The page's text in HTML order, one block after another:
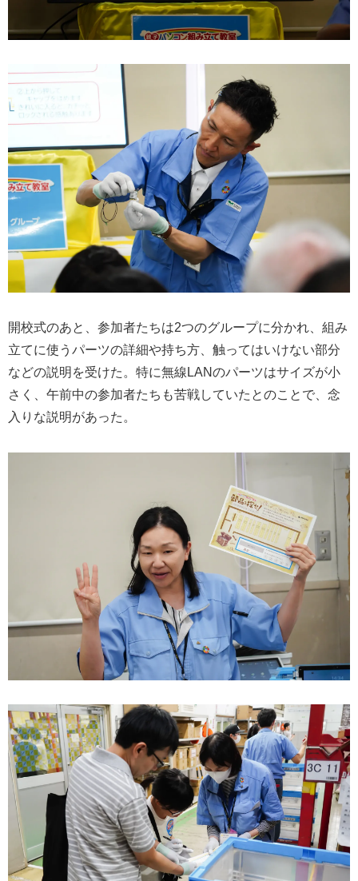
開校式のあと、参加者たちは2つのグループに分かれ、組み
立てに使うパーツの詳細や持ち方、触ってはいけない部分
などの説明を受けた。特に無線LANのパーツはサイズが小
さく、午前中の参加者たちも苦戦していたとのことで、念
入りな説明があった。